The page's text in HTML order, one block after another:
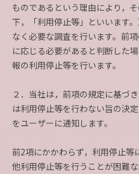
ものであるという理由により，
下，「利用停止等」といいます
なく必要な調査を行います。前
に応じる必要があると判断した
報の利用停止等を行います。
２．当社は，前項の規定に基づ
は利用停止等を行わない旨の決
をユーザーに通知します。
前2項にかかわらず，利用停止等
他利用停止等を行うことが困難